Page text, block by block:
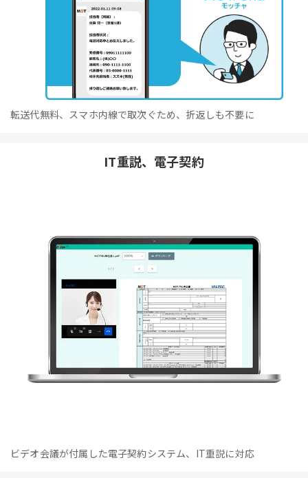
転送代無料、スマホ内線で取次ぐため、折返しも不要に
IT重説、電子契約
ビデオ会議が付属した電子契約システム、IT重説に対応